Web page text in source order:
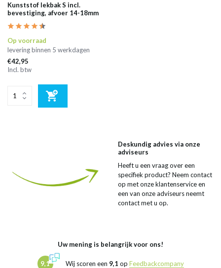
Kunststof lekbak S incl.
bevestiging, afvoer 14-18mm
Op voorraad
levering binnen 5 werkdagen
€42,95
Incl. btw
Deskundig advies via onze
adviseurs
Heeft u een vraag over een
specifiek product? Neem contact
op met onze klantenservice en
een van onze adviseurs neemt
contact met u op.
Uw mening is belangrijk voor ons!
9,1 Wij scoren een 9,1 op Feedbackcompany